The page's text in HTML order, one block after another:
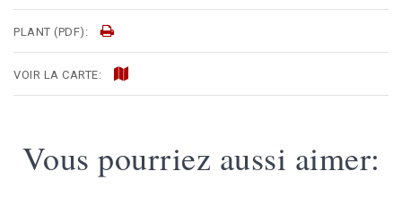
PLANT (PDF):
VOIR LA CARTE:
Vous pourriez aussi aimer: